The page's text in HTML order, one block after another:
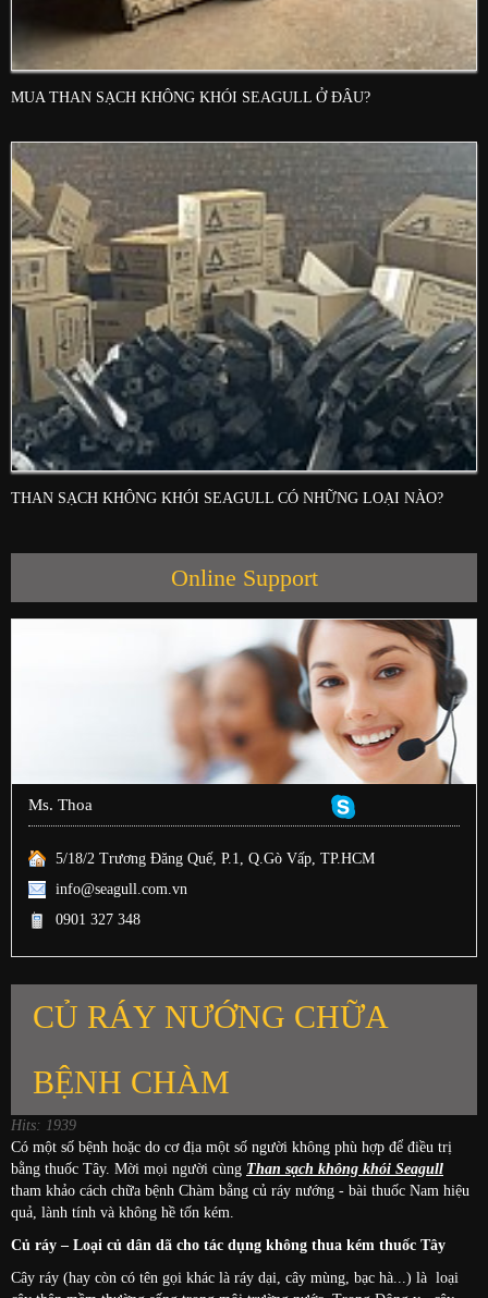
MUA THAN SẠCH KHÔNG KHÓI SEAGULL Ở ĐÂU?
THAN SẠCH KHÔNG KHÓI SEAGULL CÓ NHỮNG LOẠI NÀO?
Online Support
Ms. Thoa
5/18/2 Trương Đăng Quế, P.1, Q.Gò Vấp, TP.HCM
info@seagull.com.vn
0901 327 348
CỦ RÁY NƯỚNG CHỮA
BỆNH CHÀM
Hits: 1939
Có một số bệnh hoặc do cơ địa một số người không phù hợp để điều trị
bằng thuốc Tây. Mời mọi người cùng Than sạch không khói Seagull
tham khảo cách chữa bệnh Chàm bằng củ ráy nướng - bài thuốc Nam hiệu
quả, lành tính và không hề tốn kém.
Củ ráy – Loại củ dân dã cho tác dụng không thua kém thuốc Tây
Cây ráy (hay còn có tên gọi khác là ráy dại, cây mùng, bạc hà...) là loại